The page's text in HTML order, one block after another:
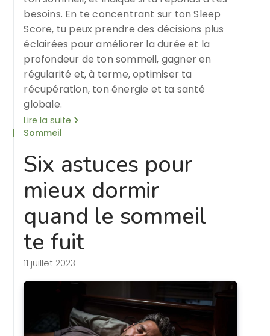
besoins. En te concentrant sur ton Sleep
Score, tu peux prendre des décisions plus
éclairées pour améliorer la durée et la
profondeur de ton sommeil, gagner en
régularité et, à terme, optimiser ta
récupération, ton énergie et ta santé
globale.
Lire la suite
Sommeil
Six astuces pour
mieux dormir
quand le sommeil
te fuit
11 juillet 2023